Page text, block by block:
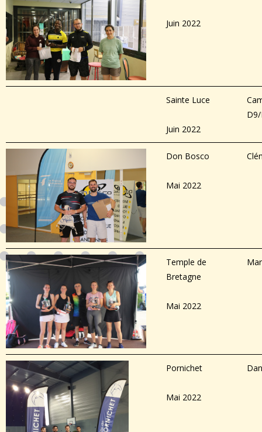
Juin 2022
Sainte Luce
Juin 2022
Don Bosco
Mai 2022
Temple de
Bretagne
Mai 2022
Pornichet
Mai 2022